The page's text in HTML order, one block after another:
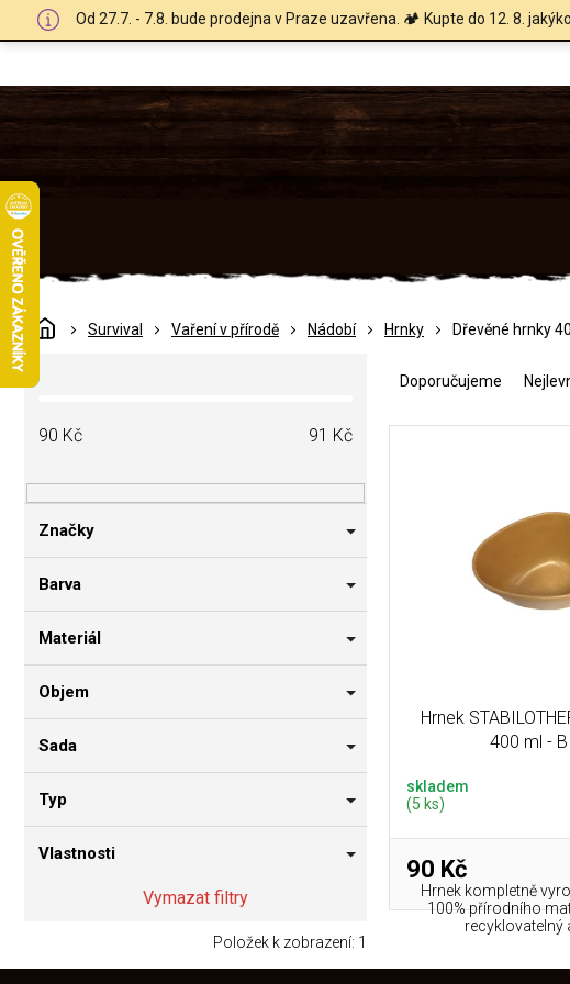
Od 27.7. - 7.8. bude prodejna v Praze uzavřena. 🏕️ Kupte do 12. 8.
DomůSurvival Vaření v přírodě Nádobí Hrnky Dřevěné hrnky
P
o
a
n
í
a
90 Kč 91 Kč
Značky
Barva
Materiál
Objem
Sada
Typ
Vlastnosti
Vymazat filtry
Položek k zobrazení: 1
e
Doporučujeme
Hrnek
400 ml -
skladem
(5 ks)
90 Kč
Hrnek kompletně
100% přírodního
recyklovatelný